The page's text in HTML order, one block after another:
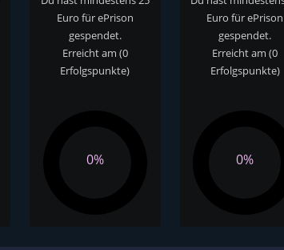
Euro für ePrison
gespendet.
Erreicht am (0
Erfolgspunkte)
0%
Euro für ePrison
gespendet.
Erreicht am(0
Erfolgspunkte)
0%